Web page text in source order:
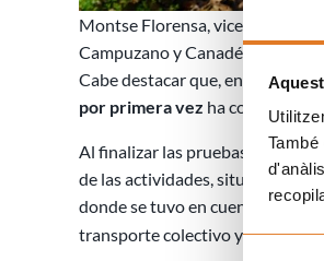
Montse Florensa, vicepresidenta
Campuzano y Canadés (chandal
Cabe destacar que, en el
por primera vez ha contado con
Al finalizar las pruebas, los
de las actividades, situado en la
donde se tuvo en cuenta el
transporte colectivo y utilizando